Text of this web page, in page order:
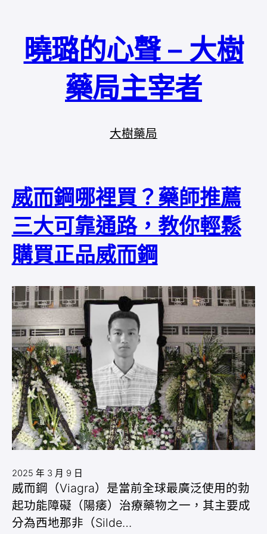
曉璐的心聲 – 大樹
藥局主宰者
大樹藥局
威而鋼哪裡買？藥師推薦
三大可靠通路，教你輕鬆
購買正品威而鋼
2025 年 3 月 9 日
威而鋼（Viagra）是當前全球最廣泛使用的勃
起功能障礙（陽痿）治療藥物之一，其主要成
分為西地那非（Silde…